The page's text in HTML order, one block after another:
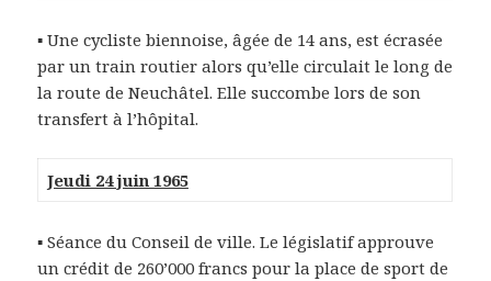
▪ Une cycliste biennoise, âgée de 14 ans, est écrasée
par un train routier alors qu’elle circulait le long de
la route de Neuchâtel. Elle succombe lors de son
transfert à l’hôpital.
Jeudi 24 juin 1965
▪ Séance du Conseil de ville. Le législatif approuve
un crédit de 260’000 francs pour la place de sport de